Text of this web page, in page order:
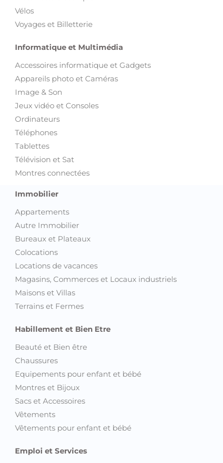
Vélos
Voyages et Billetterie
Informatique et Multimédia
Accessoires informatique et Gadgets
Appareils photo et Caméras
Image & Son
Jeux vidéo et Consoles
Ordinateurs
Téléphones
Tablettes
Télévision et Sat
Montres connectées
Immobilier
Appartements
Autre Immobilier
Bureaux et Plateaux
Colocations
Locations de vacances
Magasins, Commerces et Locaux industriels
Maisons et Villas
Terrains et Fermes
Habillement et Bien Etre
Beauté et Bien être
Chaussures
Equipements pour enfant et bébé
Montres et Bijoux
Sacs et Accessoires
Vêtements
Vêtements pour enfant et bébé
Emploi et Services